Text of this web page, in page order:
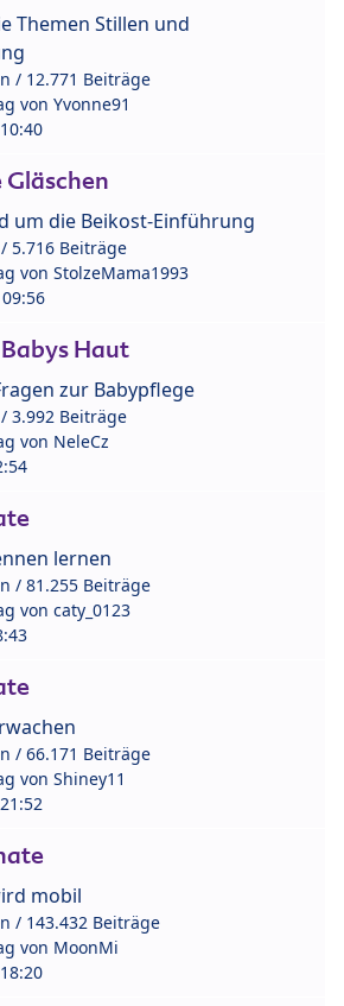
Themen Stillen und
/ 12.771 Beiträge
von Yvonne91
Gläschen
um die Beikost-Einführung
5.716 Beiträge
von StolzeMama1993
Haut
zur Babypflege
3.992 Beiträge
von NeleCz
lernen
/ 81.255 Beiträge
von caty_0123
/ 66.171 Beiträge
von Shiney11
mobil
/ 143.432 Beiträge
von MoonMi